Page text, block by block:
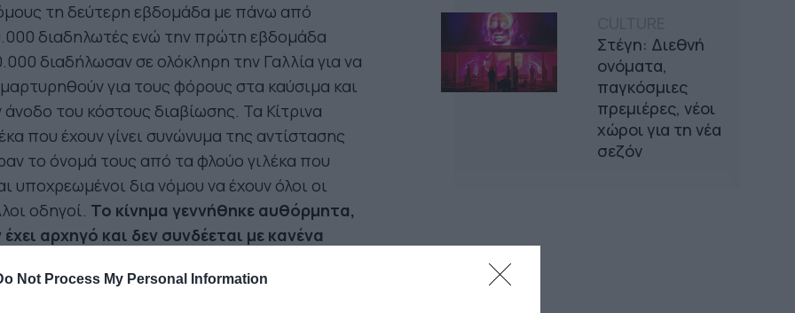
Not Process My Personal Information
Στέγη: Διεθνή
ονόματα,
παγκόσμιες
πρεμιέρες, νέοι
χώροι για τη νέα
σεζόν
τη δεύτερη εβδομάδα με πάνω από
διαδηλωτές ενώ την πρώτη εβδομάδα
διαδήλωσαν σε ολόκληρη την Γαλλία για να
για τους φόρους στα καύσιμα και
άνοδο του κόστους διαβίωσης. Τα Κίτρινα
που έχουν γίνει συνώνυμα της αντίστασης
το όνομά τους από τα φλούο γιλέκα που
υποχρεωμένοι δια νόμου να έχουν όλοι οι
οδηγοί. Το κίνημα γεννήθηκε αυθόρμητα,
έχει αρχηγό και δεν συνδέεται με κανένα
οργανώνονται από τα κοινωνικά